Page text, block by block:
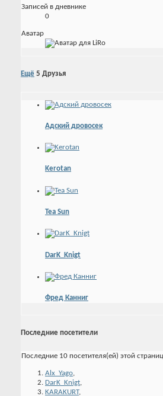
Записей в дневнике
0
Аватар
Ещё 5 Друзья
Адский дровосек
Kerotan
Tea Sun
DarK_Knigt
Фред Канниг
Последние посетители
Последние 10 посетителя(ей) этой
Alx_Yago,
DarK_Knigt,
KARAKURT,